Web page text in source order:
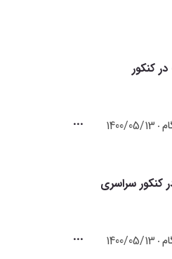
کنکور
1400/05/13
کنکور سراسری
1400/05/13